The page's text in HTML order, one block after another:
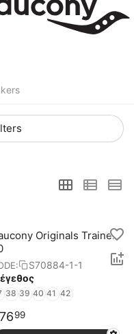
Originals Trainer
S70884-1-1
38 39 40 41 42
7699